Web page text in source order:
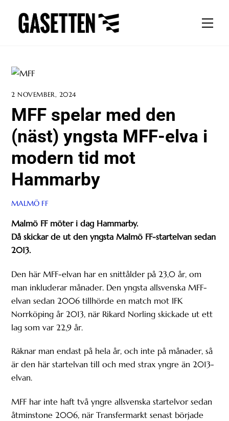
content
2 NOVEMBER, 2024
MFF spelar med den
(näst) yngsta MFF-elva i
modern tid mot
Hammarby
MALMÖ FF
Malmö FF möter i dag Hammarby.
Då skickar de ut den yngsta Malmö FF-startelvan sedan
2013.
Den här MFF-elvan har en snittålder på 23,0 år, om
man inkluderar månader. Den yngsta allsvenska MFF-
elvan sedan 2006 tillhörde en match mot IFK
Norrköping år 2013, när Rikard Norling skickade ut ett
lag som var 22,9 år.
Räknar man endast på hela år, och inte på månader, så
är den här startelvan till och med strax yngre än 2013-
elvan.
MFF har inte haft två yngre allsvenska startelvor sedan
åtminstone 2006, när Transfermarkt senast började